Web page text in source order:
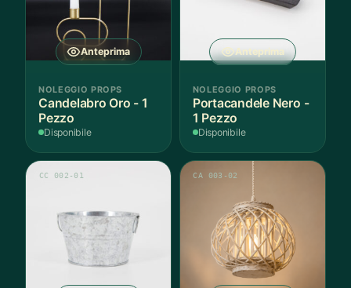
Anteprima
NOLEGGIO PROPS
Candelabro Oro - 1
Pezzo
Disponibile
Anteprima
NOLEGGIO PROPS
Portacandele Nero -
1 Pezzo
Disponibile
CC 002-01 CA 003-02